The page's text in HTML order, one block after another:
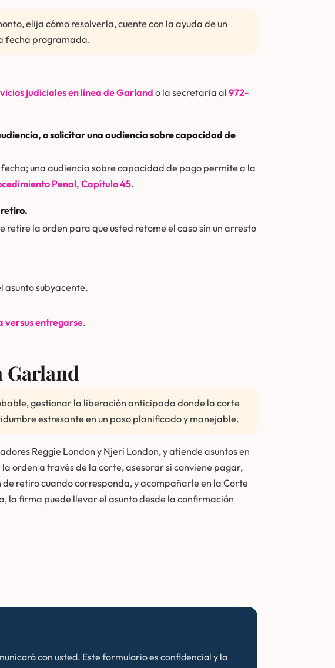
elija cómo resolverla, cuente con la ayuda de un
fecha programada.
judiciales en línea de Garland o la secretaría al 972-
o solicitar una audiencia sobre capacidad de
una audiencia sobre capacidad de pago permite a la
Penal, Capítulo 45.
la orden para que usted retome el caso sin un arresto
asunto subyacente.
versus entregarse.
Garland
gestionar la liberación anticipada donde la corte
estresante en un paso planificado y manejable.
Reggie London y Njeri London, y atiende asuntos en
orden a través de la corte, asesorar si conviene pagar,
retiro cuando corresponda, y acompañarle en la Corte
la firma puede llevar el asunto desde la confirmación
con usted. Este formulario es confidencial y la